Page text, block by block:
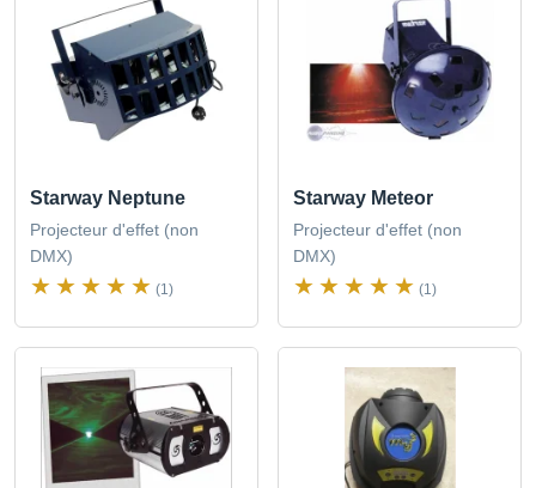
Starway Neptune
Projecteur d'effet (non
DMX)
(1)
Starway Meteor
Projecteur d'effet (non
DMX)
(1)